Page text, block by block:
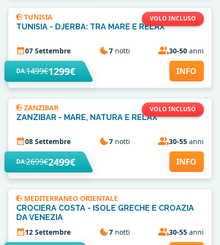
VOLO INCLUSO
TUNISIA
TUNISIA - DJERBA: TRA MARE E RELAX
07 Settembre 7notti 30-50 anni
DA:1499€1299€ INFO
VOLO INCLUSO
ZANZIBAR
ZANZIBAR - MARE, NATURA E RELAX
08 Settembre 7notti 30-55 anni
DA:2699€2499€ INFO
MEDITERRANEO ORIENTALE
CROCIERA COSTA - ISOLE GRECHE E CROAZIA
DA VENEZIA
12 Settembre
7notti 30-55 anni